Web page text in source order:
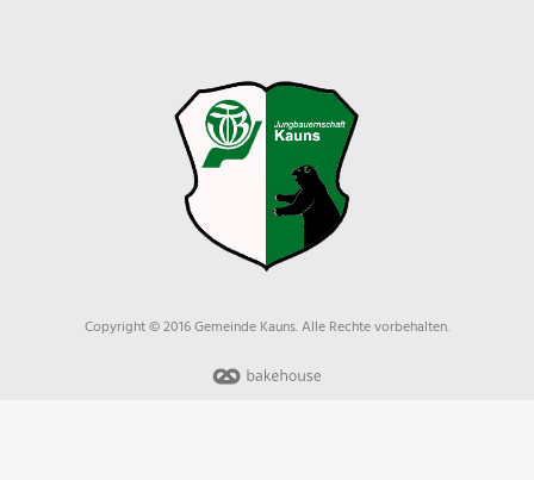
Copyright © 2016 Gemeinde Kauns. Alle Rechte vorbehalten.